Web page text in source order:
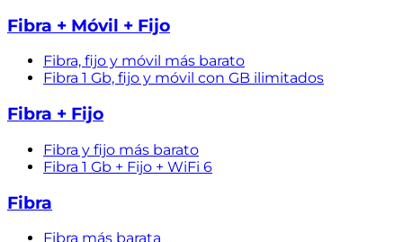
Fibra + Móvil + Fijo
Fibra, fijo y móvil más barato
Fibra 1 Gb, fijo y móvil con GB ilimitados
Fibra + Fijo
Fibra y fijo más barato
Fibra 1 Gb + Fijo + WiFi 6
Fibra
Fibra más barata